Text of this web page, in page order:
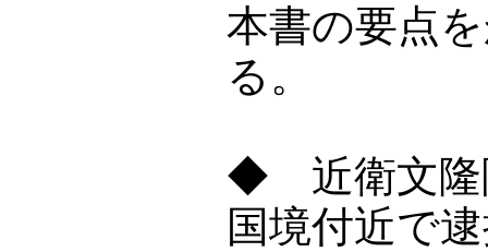
本書の要点
る。
◆ 近衛文隆
国境付近で